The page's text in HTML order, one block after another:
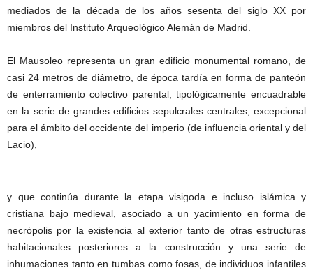
mediados de la década de los años sesenta del siglo XX por
miembros del Instituto Arqueológico Alemán de Madrid.
El Mausoleo representa un gran edificio monumental romano, de
casi 24 metros de diámetro, de época tardía en forma de panteón
de enterramiento colectivo parental, tipológicamente encuadrable
en la serie de grandes edificios sepulcrales centrales, excepcional
para el ámbito del occidente del imperio (de influencia oriental y del
Lacio),
y que continúa durante la etapa visigoda e incluso islámica y
cristiana bajo medieval, asociado a un yacimiento en forma de
necrópolis por la existencia al exterior tanto de otras estructuras
habitacionales posteriores a la construcción y una serie de
inhumaciones tanto en tumbas como fosas, de individuos infantiles